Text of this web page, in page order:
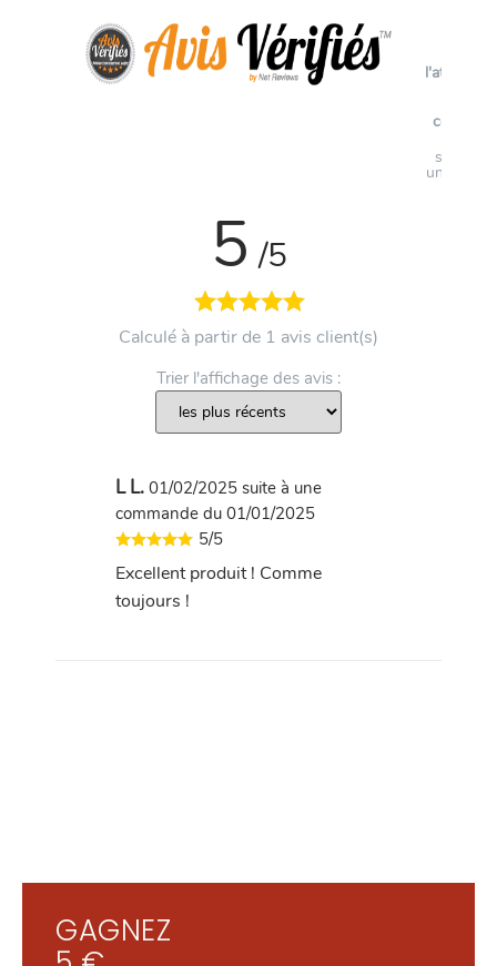
soumis à
un
5 /5
Calculé à partir de 1 avis client(s)
Trier l'affichage des avis :
L L. 01/02/2025 suite à une
commande du 01/01/2025
5/5
Excellent produit ! Comme
toujours !
GAGNEZ